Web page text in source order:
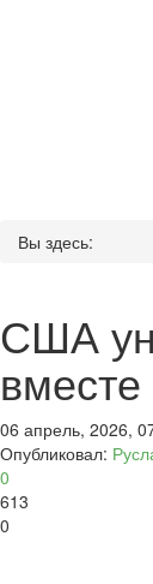
Вы здесь:
США
06 апрель, 2026,
Опубликовал:
0
613
0